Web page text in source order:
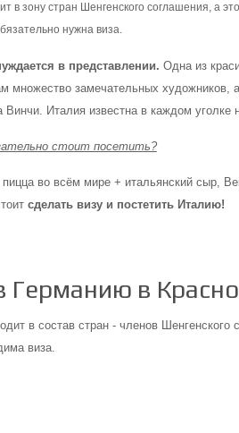
в зону стран Шенгенского соглашения, а
нужна виза.
в представлении. Одна из
множество замечательных художников,
Винчи. Италия известна в каждом уголке
стоит посетить?
во всём мире + итальянский сыр,
сделать визу и постетить Италию!
Германию в
в состав стран - членов
виза.